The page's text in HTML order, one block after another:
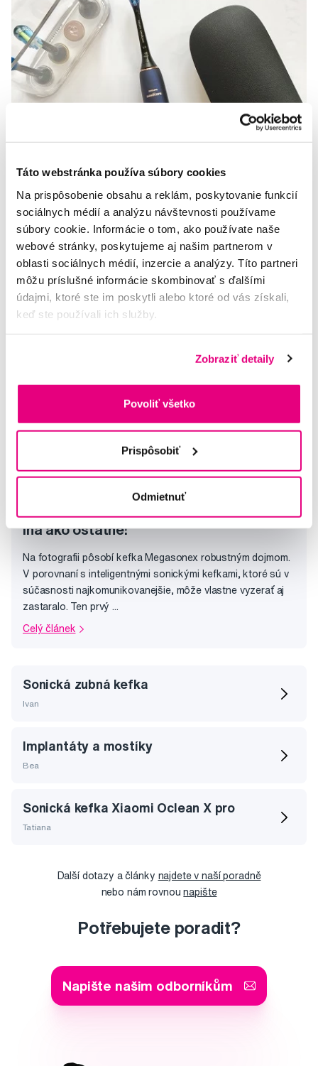
Táto webstránka používa súbory cookies
Na prispôsobenie obsahu a reklám, poskytovanie funkcií
sociálnych médií a analýzu návštevnosti používame
súbory cookie. Informácie o tom, ako používate naše
webové stránky, poskytujeme aj našim partnerom v
oblasti sociálnych médií, inzercie a analýzy. Títo partneri
môžu príslušné informácie skombinovať s ďalšími
údajmi, ktoré ste im poskytli alebo ktoré od vás získali,
keď ste používali ich služby.
Zobraziť detaily
Povoliť všetko
Prispôsobiť
Odmietnuť
Čistenie zubov ako z budúcnosti
Žiarivý úsmev naznačuje náš spoločenský status a
jednoznačne vypovedá o kvalite našej starostlivosti o zuby.
Mať lesklé zdravé zuby bez pigmentových škvŕn nie je až
tak zložité, a to aj vďak...
Celý článek
Oprava Megasonex
Zistite, prečo je zubná kefka Megasonex
iná ako ostatné!
Na fotografii pôsobí kefka Megasonex robustným dojmom.
V porovnaní s inteligentnými sonickými kefkami, ktoré sú v
súčasnosti najkomunikovanejšie, môže vlastne vyzerať aj
zastaralo. Ten prvý ...
Celý článek
Sonická zubná kefka
Ivan
Implantáty a mostíky
Bea
Sonická kefka Xiaomi Oclean X pro
Tatiana
Další dotazy a články najdete v naší poradně
nebo nám rovnounapište
Potřebujete poradit?
Napište našim odborníkům